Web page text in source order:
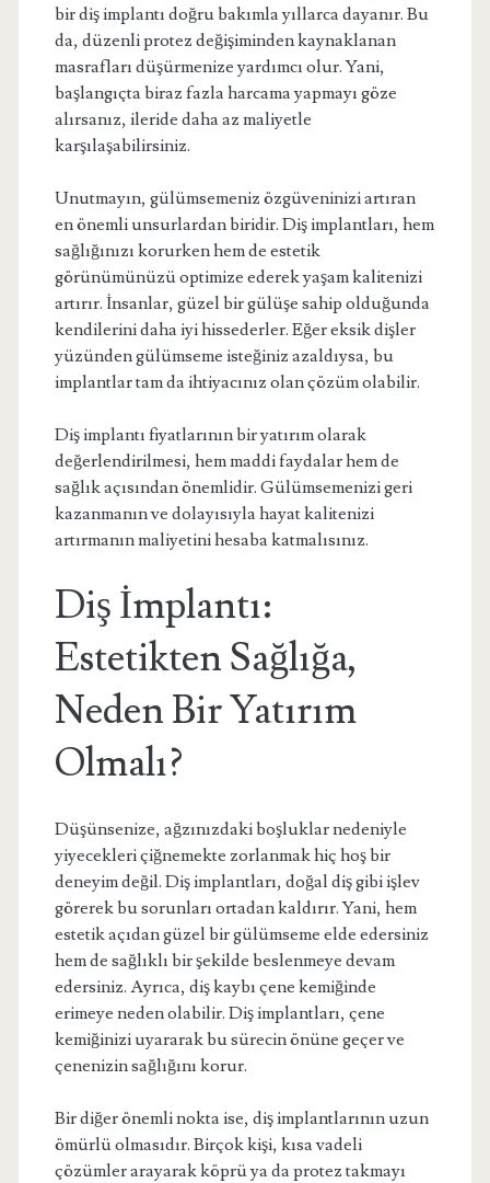
bir diş implantı doğru bakımla yıllarca dayanır. Bu
da, düzenli protez değişiminden kaynaklanan
masrafları düşürmenize yardımcı olur. Yani,
başlangıçta biraz fazla harcama yapmayı göze
alırsanız, ileride daha az maliyetle
karşılaşabilirsiniz.
Unutmayın, gülümsemeniz özgüveninizi artıran
en önemli unsurlardan biridir. Diş implantları, hem
sağlığınızı korurken hem de estetik
görünümünüzü optimize ederek yaşam kalitenizi
artırır. İnsanlar, güzel bir gülüşe sahip olduğunda
kendilerini daha iyi hissederler. Eğer eksik dişler
yüzünden gülümseme isteğiniz azaldıysa, bu
implantlar tam da ihtiyacınız olan çözüm olabilir.
Diş implantı fiyatlarının bir yatırım olarak
değerlendirilmesi, hem maddi faydalar hem de
sağlık açısından önemlidir. Gülümsemenizi geri
kazanmanın ve dolayısıyla hayat kalitenizi
artırmanın maliyetini hesaba katmalısınız.
Diş İmplantı:
Estetikten Sağlığa,
Neden Bir Yatırım
Olmalı?
Düşünsenize, ağzınızdaki boşluklar nedeniyle
yiyecekleri çiğnemekte zorlanmak hiç hoş bir
deneyim değil. Diş implantları, doğal diş gibi işlev
görerek bu sorunları ortadan kaldırır. Yani, hem
estetik açıdan güzel bir gülümseme elde edersiniz
hem de sağlıklı bir şekilde beslenmeye devam
edersiniz. Ayrıca, diş kaybı çene kemiğinde
erimeye neden olabilir. Diş implantları, çene
kemiğinizi uyararak bu sürecin önüne geçer ve
çenenizin sağlığını korur.
Bir diğer önemli nokta ise, diş implantlarının uzun
ömürlü olmasıdır. Birçok kişi, kısa vadeli
çözümler arayarak köprü ya da protez takmayı